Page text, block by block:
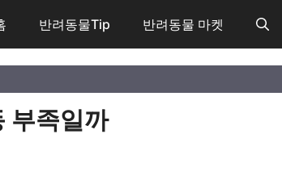
반려동물Tip 반려동물 마켓
부족일까